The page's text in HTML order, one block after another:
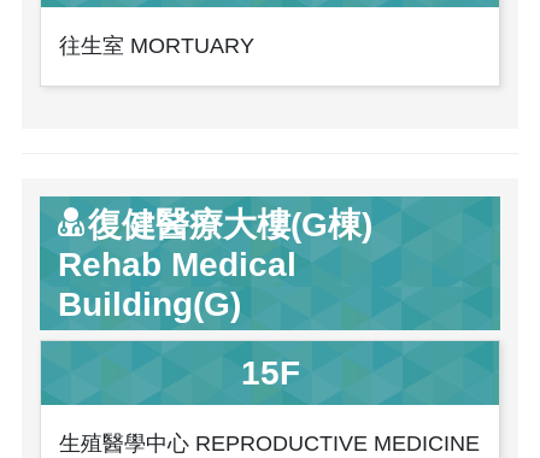
往生室 MORTUARY
復健醫療大樓(G棟)
Rehab Medical
Building(G)
15F
生殖醫學中心 REPRODUCTIVE MEDICINE